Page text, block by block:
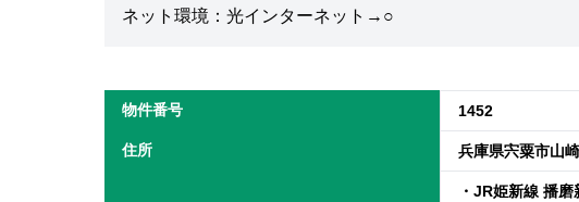
ネット環境：光インターネット→○
物件番号 1452
住所 兵庫県宍粟市山
・JR姫新線 播